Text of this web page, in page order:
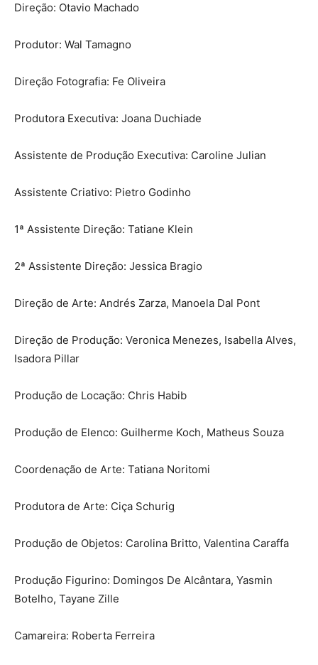
Direção: Otavio Machado
Produtor: Wal Tamagno
Direção Fotografia: Fe Oliveira
Produtora Executiva: Joana Duchiade
Assistente de Produção Executiva: Caroline Julian
Assistente Criativo: Pietro Godinho
1ª Assistente Direção: Tatiane Klein
2ª Assistente Direção: Jessica Bragio
Direção de Arte: Andrés Zarza, Manoela Dal Pont
Direção de Produção: Veronica Menezes, Isabella Alves,
Isadora Pillar
Produção de Locação: Chris Habib
Produção de Elenco: Guilherme Koch, Matheus Souza
Coordenação de Arte: Tatiana Noritomi
Produtora de Arte: Ciça Schurig
Produção de Objetos: Carolina Britto, Valentina Caraffa
Produção Figurino: Domingos De Alcântara, Yasmin
Botelho, Tayane Zille
Camareira: Roberta Ferreira